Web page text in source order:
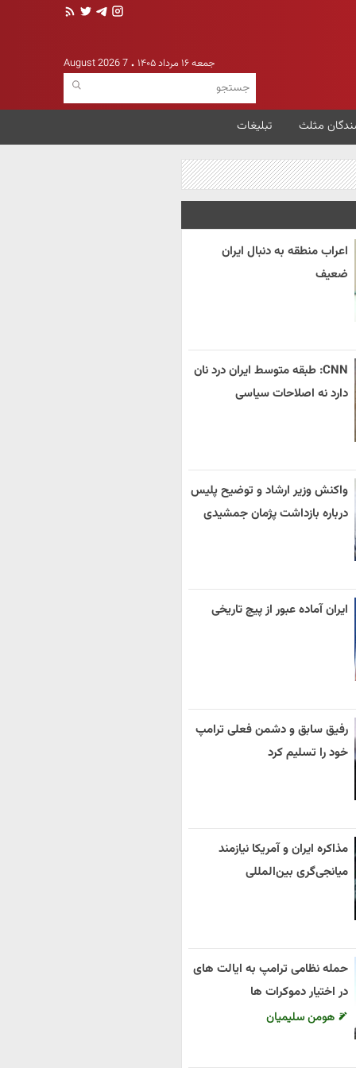
جمعه ۱۶ مرداد ۱۴۰۵ 7 August 2026
مثلث تبلیغات
اعراب منطقه به دنبال ایران
ضعیف
CNN: طبقه متوسط ایران درد نان
دارد نه اصلاحات سیاسی
واکنش وزیر ارشاد و توضیح پلیس
درباره بازداشت پژمان جمشیدی
ایران آماده عبور از پیچ تاریخی
رفیق سابق و دشمن فعلی ترامپ
خود را تسلیم کرد
مذاکره ایران و آمریکا نیازمند
میانجی‌گری بین‌المللی
حمله نظامی ترامپ به ایالت های
در اختیار دموکرات ها
هومن سلیمیان